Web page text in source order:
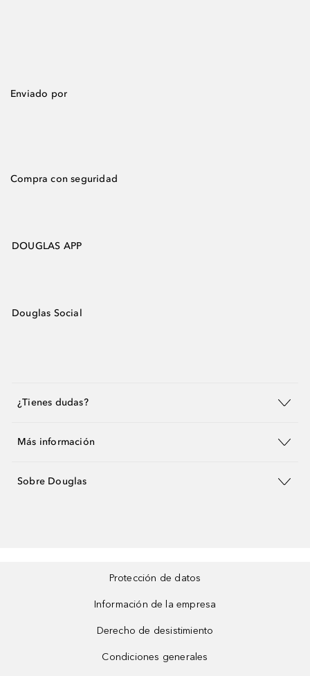
Enviado por
Compra con seguridad
DOUGLAS APP
Douglas Social
¿Tienes dudas?
Más información
Sobre Douglas
Protección de datos
Información de la empresa
Derecho de desistimiento
Condiciones generales